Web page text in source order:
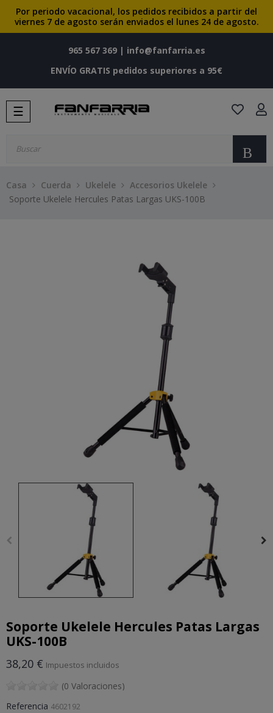
Por periodo vacacional, los pedidos recibidos a partir del
viernes 7 de agosto serán enviados el lunes 24 de agosto.
965 567 369| info@fanfarria.es
ENVÍO GRATIS pedidos superiores a 95€
Navegación
de
☰
Casa Cuerda Ukelele
Accesorios Ukelele
Soporte Ukelele Hercules Patas Largas UKS-100B
Soporte Ukelele Hercules Patas Largas
UKS-100B
38,20 € Impuestos incluidos
(0 Valoraciones)
Referencia 4602192